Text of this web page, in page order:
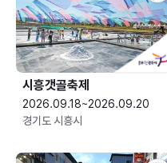
시흥갯골축제
2026.09.18~2026.09.20
경기도 시흥시